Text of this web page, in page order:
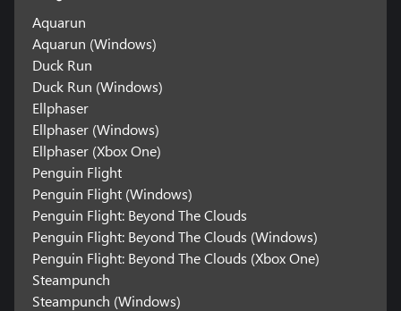
Aquarun
Aquarun (Windows)
Duck Run
Duck Run (Windows)
Ellphaser
Ellphaser (Windows)
Ellphaser (Xbox One)
Penguin Flight
Penguin Flight (Windows)
Penguin Flight: Beyond The Clouds
Penguin Flight: Beyond The Clouds (Windows)
Penguin Flight: Beyond The Clouds (Xbox One)
Steampunch
Steampunch (Windows)